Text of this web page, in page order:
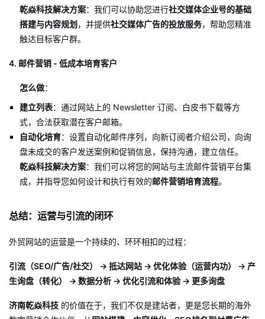
乾焱科技解决方案：我们可以协助您进行社交媒体企业号的基础
搭建与内容规划 ，并提供社交媒体广告的投放服务，帮助您精准
触达目标客户群。
4. 邮件营销 - 低成本培育客户
怎么做：
建立列表：通过网站上的 Newsletter 订阅、白皮书下载等方
式，合法获取潜在客户邮箱。
自动化培育：设置自动化邮件序列，向新订阅者介绍公司，向询
盘未成交的客户发送案例和促销信息，保持沟通，建立信任。
乾焱科技解决方案：我们可以将您的网站与主流邮件营销平台集
成，并指导您如何设计和执行有效的邮件营销培育流程。
总结：运营与引流的闭环
外贸网站的运营是一个持续的、环环相扣的过程：
引流（SEO/广告/社交） → 抵达网站 → 优化体验（运营内功） → 产
生询盘（转化） → 数据分析 → 优化引流和体验 → 更多询盘
济南乾焱科技 的价值在于，我们不仅是建站者，更是您长期的海外